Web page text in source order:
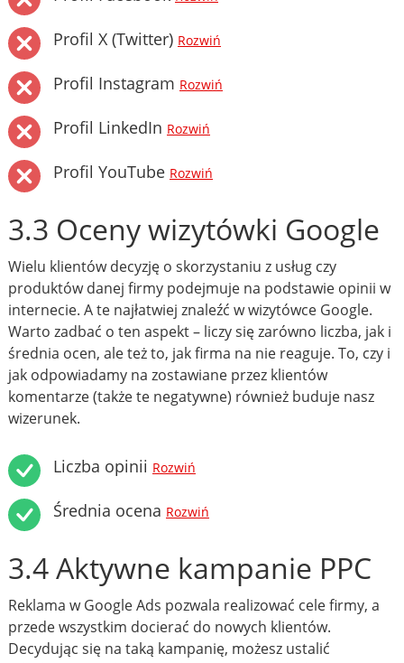
Profil X (Twitter) Rozwiń
Profil Instagram Rozwiń
Profil LinkedIn Rozwiń
Profil YouTube Rozwiń
3.3 Oceny wizytówki Google
Wielu klientów decyzję o skorzystaniu z usług czy
produktów danej firmy podejmuje na podstawie opinii w
internecie. A te najłatwiej znaleźć w wizytówce Google.
Warto zadbać o ten aspekt – liczy się zarówno liczba, jak i
średnia ocen, ale też to, jak firma na nie reaguje. To, czy i
jak odpowiadamy na zostawiane przez klientów
komentarze (także te negatywne) również buduje nasz
wizerunek.
Liczba opinii Rozwiń
Średnia ocena Rozwiń
3.4 Aktywne kampanie PPC
Reklama w Google Ads pozwala realizować cele firmy, a
przede wszystkim docierać do nowych klientów.
Decydując się na taką kampanię, możesz ustalić